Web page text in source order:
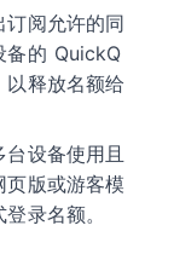
订阅允许的同
备的 QuickQ
以释放名额给
设备使用且
页版或游客模
录名额。